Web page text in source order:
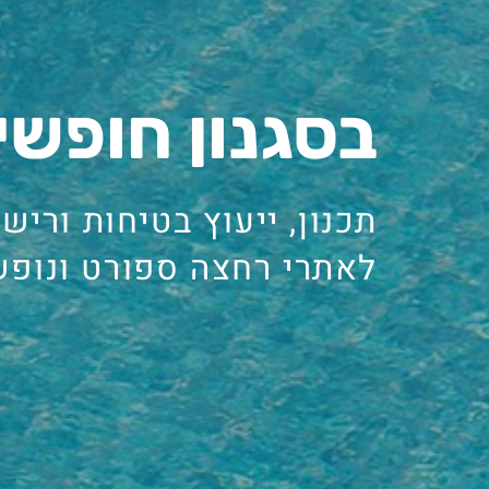
בסגנון
תכנון, ייעוץ בטיחות
לאתרי רחצה ספורט